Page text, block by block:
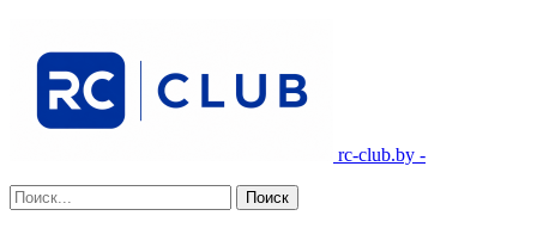
rc-club.by -